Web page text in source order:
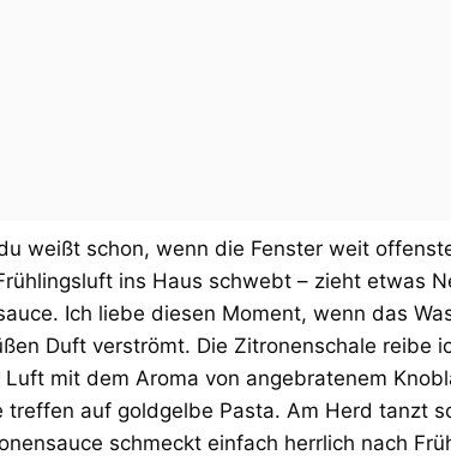
weißt schon, wenn die Fenster weit
ins Haus schwebt – zieht etwas
Ich liebe diesen Moment, wenn das
Duft verströmt. Die Zitronenschale reibe
mit dem Aroma von angebratenem
treffen auf goldgelbe Pasta. Am Herd tanzt
schmeckt einfach herrlich nach